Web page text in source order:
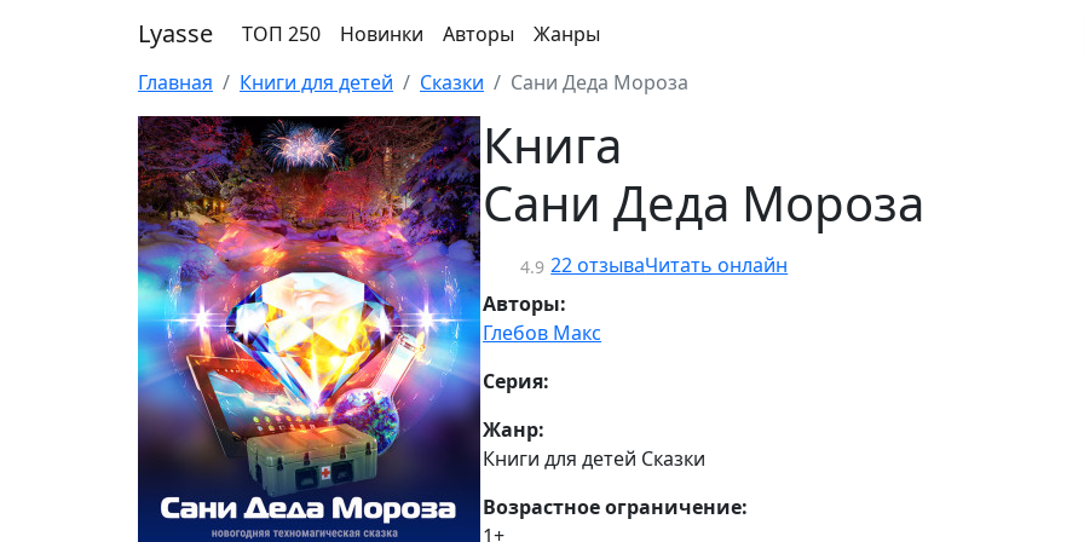
Lyasse ТОП 250 Новинки Авторы Жанры
Главная
Книги для детей Сказки Сани Деда Мороза
Книга
Сани Деда Мороза
4.9 22 отзываЧитать онлайн
Авторы:
Глебов Макс
Серия:
Жанр:
Книги для детей Сказки
Возрастное ограничение:
1+